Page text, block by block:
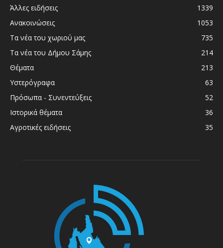
Άλλες ειδήσεις
1339
Ανακοινώσεις
1053
Τα νέα του χωριού μας
735
Τα νέα του Δήμου Σάμης
214
Θέματα
213
Υστερόγραφα
63
Πρόσωπα - Συνεντεύξεις
52
Ιστορικά θέματα
36
Αγροτικές ειδήσεις
35